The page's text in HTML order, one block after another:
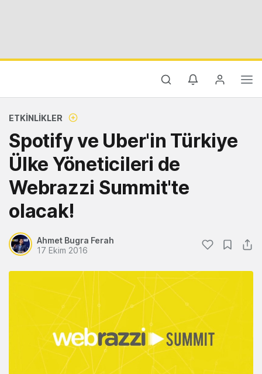
ETKINLIKLER
Spotify ve Uber'in Türkiye
Ülke Yöneticileri de
Webrazzi Summit'te
olacak!
Ahmet Bugra Ferah
17 Ekim 2016